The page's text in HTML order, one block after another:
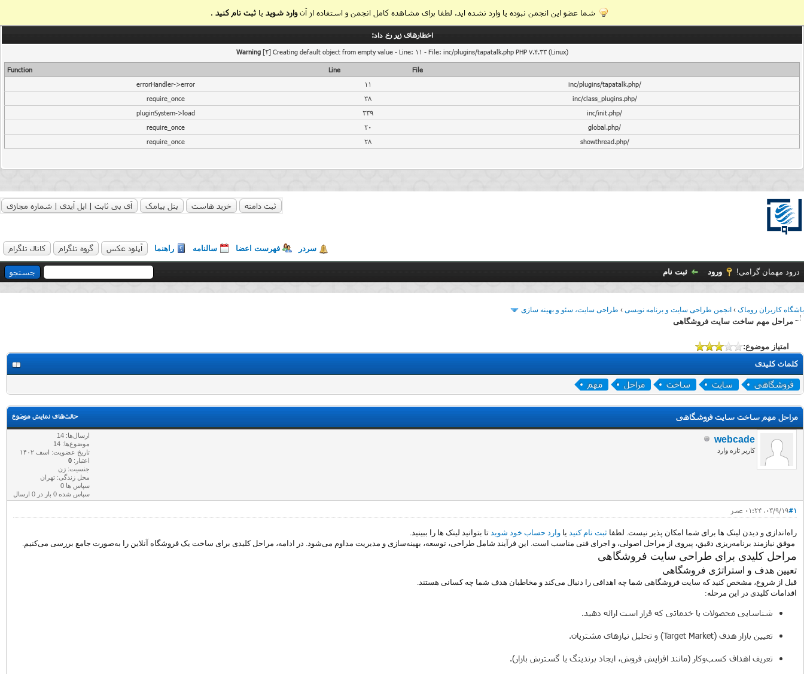
شما عضو این انجمن نبوده یا وارد نشده اید. لطفا برای مشاهده کامل انجمن و استفاده از آنوارد شوید یاثبت نام کنید .
اخطار‌های زیر رخ داد:
Warning[2] Creating default object from empty value - Line: 11 - File: inc/plugins/tapatalk.php PHP 7.4.33 (Linux)
File
Line
Function
/inc/plugins/tapatalk.php
11
errorHandler->error
/inc/class_plugins.php
38
require_once
/inc/init.php
239
pluginSystem->load
/global.php
20
require_once
/showthread.php
28
require_once
ثبت دامنه خرید هاست پنل پیامک آی پی ثابت | اپل آیدی | شماره مجازی
سردر فهرست اعضا سالنامه راهنما آپلود عکس گروه تلگرام کانال تلگرام
درود مهمان گرامی! ورود ثبت نام
باشگاه کاربران روماک › انجمن طراحی سایت و برنامه نویسی › طراحی سایت، سئو و بهینه سازی
مراحل مهم ساخت سایت فروشگاهی
امتیاز موضوع:
کلمات کلیدی
فروشگاهی سایت ساخت مراحل مهم
حالت‌های نمایش موضوع مراحل مهم ساخت سایت فروشگاهی
webcade
کاربر تازه وارد
ارسال‌ها: 14
موضوع‌ها: 14
تاریخ عضویت: اسف ۱۴۰۲
اعتبار: 0
جنسیت: زن
محل زندگی: تهران
سپاس ها 0
سپاس شده 0 بار در 0 ارسال
#1۰۳/۹/۱۹، ۰۱:۲۴ عصر
راه‌اندازی و دیدن لینک ها برای شما امکان پذیر نیست. لطفا ثبت نام کنید یا وارد حساب خود شوید تا بتوانید لینک ها را ببینید.
موفق نیازمند برنامه‌ریزی دقیق، پیروی از مراحل اصولی، و اجرای فنی مناسب است. این فرآیند شامل طراحی، توسعه، بهینه‌سازی و مدیریت مداوم می‌شود. در ادامه، مراحل کلیدی برای ساخت یک فروشگاه آنلاین را به‌صورت جامع بررسی می‌کنیم.
مراحل کلیدی برای طراحی سایت فروشگاهی
تعیین هدف و استراتژی فروشگاهی
قبل از شروع، مشخص کنید که سایت فروشگاهی شما چه اهدافی را دنبال می‌کند و مخاطبان هدف شما چه کسانی هستند.
اقدامات کلیدی در این مرحله:
شناسایی محصولات یا خدماتی که قرار است ارائه دهید.
تعیین بازار هدف (Target Market) و تحلیل نیازهای مشتریان.
تعریف اهداف کسب‌وکار (مانند افزایش فروش، ایجاد برندینگ یا گسترش بازار).